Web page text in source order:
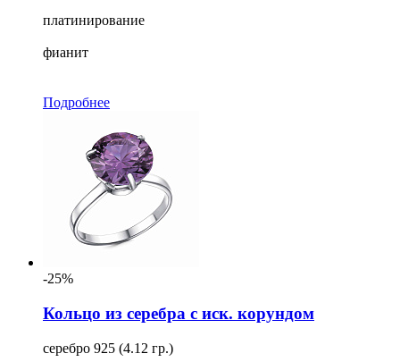
платинирование
фианит
Подробнее
-25%
Кольцо из серебра с иск. корундом
серебро 925 (4.12 гр.)